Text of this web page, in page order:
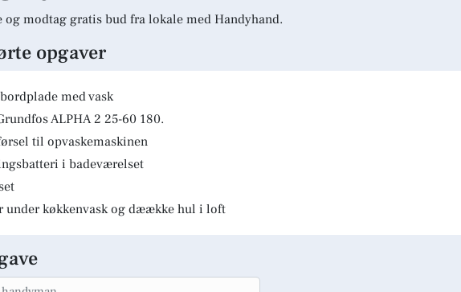
og modtag gratis bud fra lokale med Handyhand.
opgaver
med vask
ALPHA 2 25-60 180.
til opvaskemaskinen
i badeværelset
køkkenvask og dæække hul i loft